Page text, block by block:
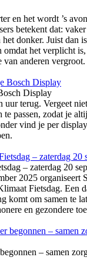
en het wordt ’s
betekent dat:
donker. Juist dan
omdat het verplicht
anderen vergroot.
Display
uur terug. Vergeet
te passen, zodat je
vind je per
– zaterdag 20
2025 organiseert
Fietsdag. Een
komt om samen te
en gezondere
– samen